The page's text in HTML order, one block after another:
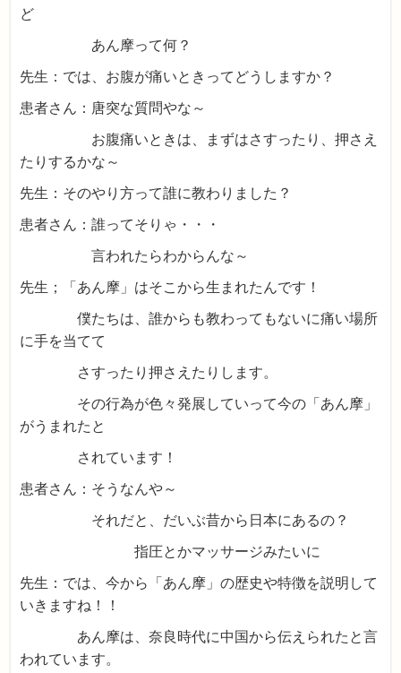
ど
あん摩って何？
先生：では、お腹が痛いときってどうしますか？
患者さん：唐突な質問やな～
お腹痛いときは、まずはさすったり、押さえ
たりするかな～
先生：そのやり方って誰に教わりました？
患者さん：誰ってそりゃ・・・
言われたらわからんな～
先生；「あん摩」はそこから生まれたんです！
僕たちは、誰からも教わってもないに痛い場所
に手を当てて
さすったり押さえたりします。
その行為が色々発展していって今の「あん摩」
がうまれたと
されています！
患者さん：そうなんや～
それだと、だいぶ昔から日本にあるの？
指圧とかマッサージみたいに
先生：では、今から「あん摩」の歴史や特徴を説明して
いきますね！！
あん摩は、奈良時代に中国から伝えられたと言
われています。